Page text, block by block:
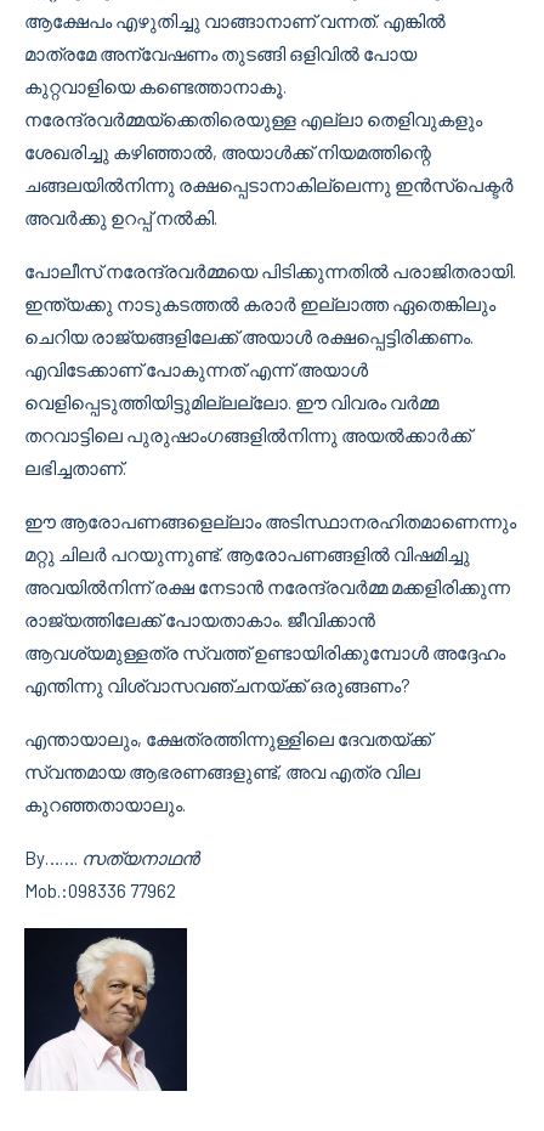
ആക്ഷേപം എഴുതിച്ചു വാങ്ങാനാണ് വന്നത്. എങ്കിൽ
മാത്രമേ അന്വേഷണം തുടങ്ങി ഒളിവിൽ പോയ
കുറ്റവാളിയെ കണ്ടെത്താനാകൂ.
നരേന്ദ്രവർമ്മയ്ക്കെതിരെയുള്ള എല്ലാ തെളിവുകളും
ശേഖരിച്ചു കഴിഞ്ഞാൽ, അയാൾക്ക് നിയമത്തിന്റെ
ചങ്ങലയിൽനിന്നു രക്ഷപ്പെടാനാകില്ലെന്നു ഇൻസ്‌പെക്ടർ
അവർക്കു ഉറപ്പ് നൽകി.
പോലീസ് നരേന്ദ്രവർമ്മയെ പിടിക്കുന്നതിൽ പരാജിതരായി.
ഇന്ത്യക്കു നാടുകടത്തൽ കരാർ ഇല്ലാത്ത ഏതെങ്കിലും
ചെറിയ രാജ്യങ്ങളിലേക്ക് അയാൾ രക്ഷപ്പെട്ടിരിക്കണം.
എവിടേക്കാണ് പോകുന്നത് എന്ന് അയാൾ
വെളിപ്പെടുത്തിയിട്ടുമില്ലല്ലോ. ഈ വിവരം വർമ്മ
തറവാട്ടിലെ പുരുഷാംഗങ്ങളിൽനിന്നു അയൽക്കാർക്ക്
ലഭിച്ചതാണ്.
ഈ ആരോപണങ്ങളെല്ലാം അടിസ്ഥാനരഹിതമാണെന്നും
മറ്റു ചിലർ പറയുന്നുണ്ട്. ആരോപണങ്ങളിൽ വിഷമിച്ചു
അവയിൽനിന്ന് രക്ഷ നേടാൻ നരേന്ദ്രവർമ്മ മക്കളിരിക്കുന്ന
രാജ്യത്തിലേക്ക് പോയതാകാം. ജീവിക്കാൻ
ആവശ്യമുള്ളത്ര സ്വത്ത് ഉണ്ടായിരിക്കുമ്പോൾ അദ്ദേഹം
എന്തിന്നു വിശ്വാസവഞ്ചനയ്ക്ക് ഒരുങ്ങണം?
എന്തായാലും, ക്ഷേത്രത്തിന്നുള്ളിലെ ദേവതയ്ക്ക്
സ്വന്തമായ ആഭരണങ്ങളുണ്ട്, അവ എത്ര വില
കുറഞ്ഞതായാലും.
By……. സത്യനാഥൻ
Mob.:098336 77962